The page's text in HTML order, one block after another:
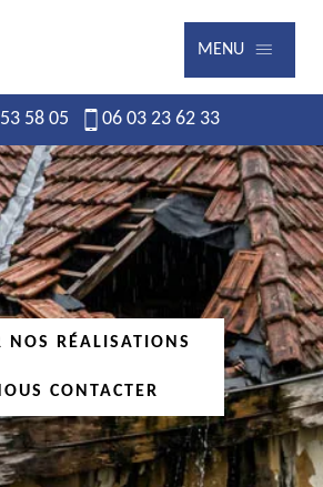
MENU
58 05 06 03 23 62 33
NOS RÉALISATIONS
CONTACTER